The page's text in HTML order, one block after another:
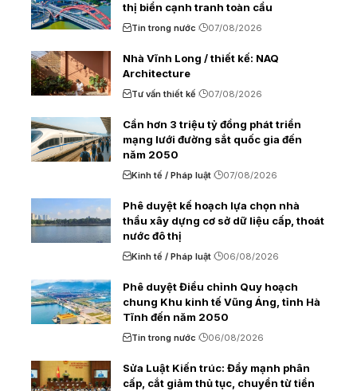
thị biển cạnh tranh toàn cầu
Tin trong nước 07/08/2026
Nhà Vĩnh Long / thiết kế: NAQ
Architecture
Tư vấn thiết kế 07/08/2026
Cần hơn 3 triệu tỷ đồng phát triển
mạng lưới đường sắt quốc gia đến
năm 2050
Kinh tế / Pháp luật 07/08/2026
Phê duyệt kế hoạch lựa chọn nhà
thầu xây dựng cơ sở dữ liệu cấp, thoát
nước đô thị
Kinh tế / Pháp luật 06/08/2026
Phê duyệt Điều chỉnh Quy hoạch
chung Khu kinh tế Vũng Áng, tỉnh Hà
Tĩnh đến năm 2050
Tin trong nước 06/08/2026
Sửa Luật Kiến trúc: Đẩy mạnh phân
cấp, cắt giảm thủ tục, chuyển từ tiền